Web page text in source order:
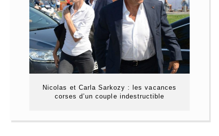
Nicolas et Carla Sarkozy : les vacances
corses d’un couple indestructible